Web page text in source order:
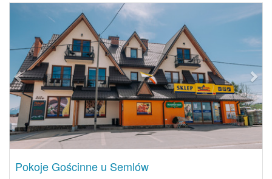
Previous Next
Pokoje Gościnne u Semlów